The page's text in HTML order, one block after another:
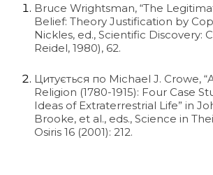
Bruce Wrightsman, “The
Belief: Theory Justification by
Nickles, ed., Scientific Discovery:
Reidel, 1980), 62.
Цитується по Michael J. Crowe,
Religion (1780-1915): Four Case
Ideas of Extraterrestrial Life” in
Brooke, et al., eds., Science in
Osiris 16 (2001): 212.